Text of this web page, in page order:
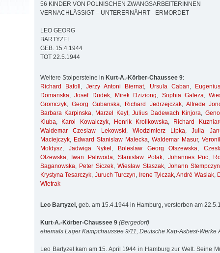
56 KINDER VON POLNISCHEN ZWANGSARBEITERINNEN
VERNACHLÄSSIGT – UNTERERNÄHRT - ERMORDET
LEO GEORG
BARTYZEL
GEB. 15.4.1944
TOT 22.5.1944
Weitere Stolpersteine in Kurt-A.-Körber-Chaussee 9:
Richard Bafoll ,Jerzy Antoni Biernat, Ursula Caban,
Domanska,Josef Dudek, Mirek Dziziong, Sophia Galeza,
Gromczyk,Georg Gubanska, Richard Jedrzejczak, Alfrede
Barbara Karpinska, Marzel Keyl , Julius Dadewach Kinjora,
Kluba, Karol Kowalczyk, Henrik Krolikowska,
Richard
Waldemar Czeslaw Lekowski, Wlodzimierz Lipka,Julia
Maciejczyk, Edward Stanislaw Malecka, Waldemar Masur,
Moldysz, Jadwiga Nykel , Boleslaw Georg Olszewska,
Olzewska, Iwan Paliwoda,Stanislaw Polak, Johannes Puc,
Saganowska, Peter Siczek,Wieslaw Staszak, Johann
Krystyna Tesarczyk, Juruch Turczyn, Irene Tylczak,André Wasiak,
Wietrak
Leo Bartyzel, geb. am 15.4.1944 in Hamburg, verstorben am
Kurt-A.-Körber-Chaussee 9 (Bergedorf)
ehemals Lager Kampchaussee 9/11, Deutsche Kap-Asbest-Werke
Leo Bartyzel kam am 15. April 1944 in Hamburg zur Welt. Seine